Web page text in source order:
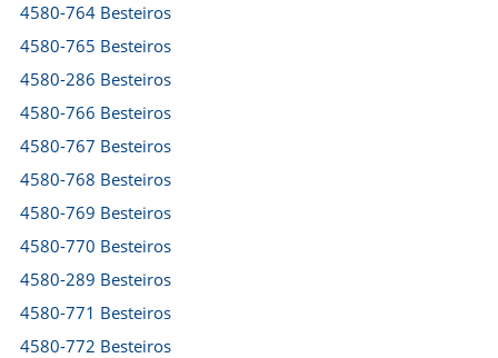
4580-764 Besteiros
4580-765 Besteiros
4580-286 Besteiros
4580-766 Besteiros
4580-767 Besteiros
4580-768 Besteiros
4580-769 Besteiros
4580-770 Besteiros
4580-289 Besteiros
4580-771 Besteiros
4580-772 Besteiros